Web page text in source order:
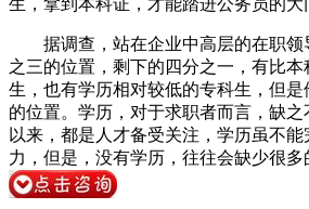
据调查，站在企业中高层的在职领
之三的位置，剩下的四分之一，有比
生，也有学历相对较低的专科生，但
的位置。学历，对于求职者而言，缺
以来，都是人才备受关注，学历虽不
力，但是，没有学历，往往会缺少很多